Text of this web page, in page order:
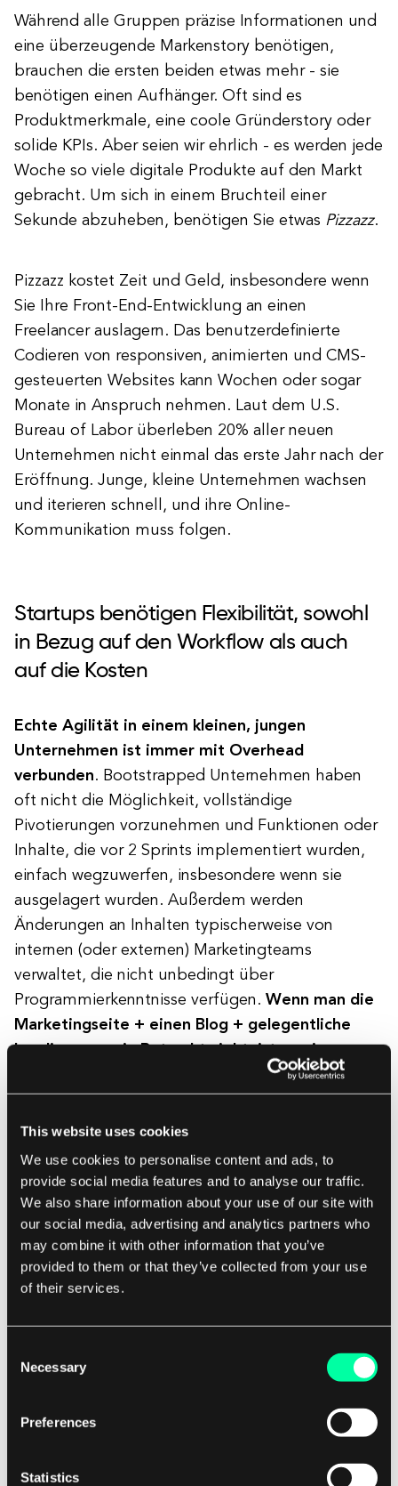
This website uses cookies
We use cookies to personalise content and ads, to
provide social media features and to analyse our traffic.
We also share information about your use of our site with
our social media, advertising and analytics partners who
may combine it with other information that you’ve
provided to them or that they’ve collected from your use
of their services.
Selection
Necessary
Preferences
Statistics
Während alle Gruppen präzise Informationen und
eine überzeugende Markenstory benötigen,
brauchen die ersten beiden etwas mehr - sie
benötigen einen Aufhänger. Oft sind es
Produktmerkmale, eine coole Gründerstory oder
solide KPIs. Aber seien wir ehrlich - es werden jede
Woche so viele digitale Produkte auf den Markt
gebracht. Um sich in einem Bruchteil einer
Sekunde abzuheben, benötigen Sie etwas Pizzazz.
Pizzazz kostet Zeit und Geld, insbesondere wenn
Sie Ihre Front-End-Entwicklung an einen
Freelancer auslagern. Das benutzerdefinierte
Codieren von responsiven, animierten und CMS-
gesteuerten Websites kann Wochen oder sogar
Monate in Anspruch nehmen. Laut dem U.S.
Bureau of Labor überleben 20% aller neuen
Unternehmen nicht einmal das erste Jahr nach der
Eröffnung. Junge, kleine Unternehmen wachsen
und iterieren schnell, und ihre Online-
Kommunikation muss folgen.
Startups benötigen Flexibilität, sowohl
in Bezug auf den Workflow als auch
auf die Kosten
Echte Agilität in einem kleinen, jungen
Unternehmen ist immer mit Overhead
verbunden. Bootstrapped Unternehmen haben
oft nicht die Möglichkeit, vollständige
Pivotierungen vorzunehmen und Funktionen oder
Inhalte, die vor 2 Sprints implementiert wurden,
einfach wegzuwerfen, insbesondere wenn sie
ausgelagert wurden. Außerdem werden
Änderungen an Inhalten typischerweise von
internen (oder externen) Marketingteams
verwaltet, die nicht unbedingt über
Programmierkenntnisse verfügen. Wenn man die
Marketingseite + einen Blog + gelegentliche
Landingpages in Betracht zieht, ist es eine
Menge Arbeit, selbst mit Wordpress zu
arbeiten, das viele Plugins und Updates benötigt,
um effizient zu funktionieren.
Das Versprechen von benutzerdefiniertem Front-
End-Code drehte sich immer um die Einfachheit
des Codes, die vollständige Kontrolle und
Sicherheit. All das war wahr, bevor Webflow
aufkam. In den letzten Jahren konnten wir viele
All-in-One-Lösung umgestellt haben.
digitales Produkt ohne Code erstellen